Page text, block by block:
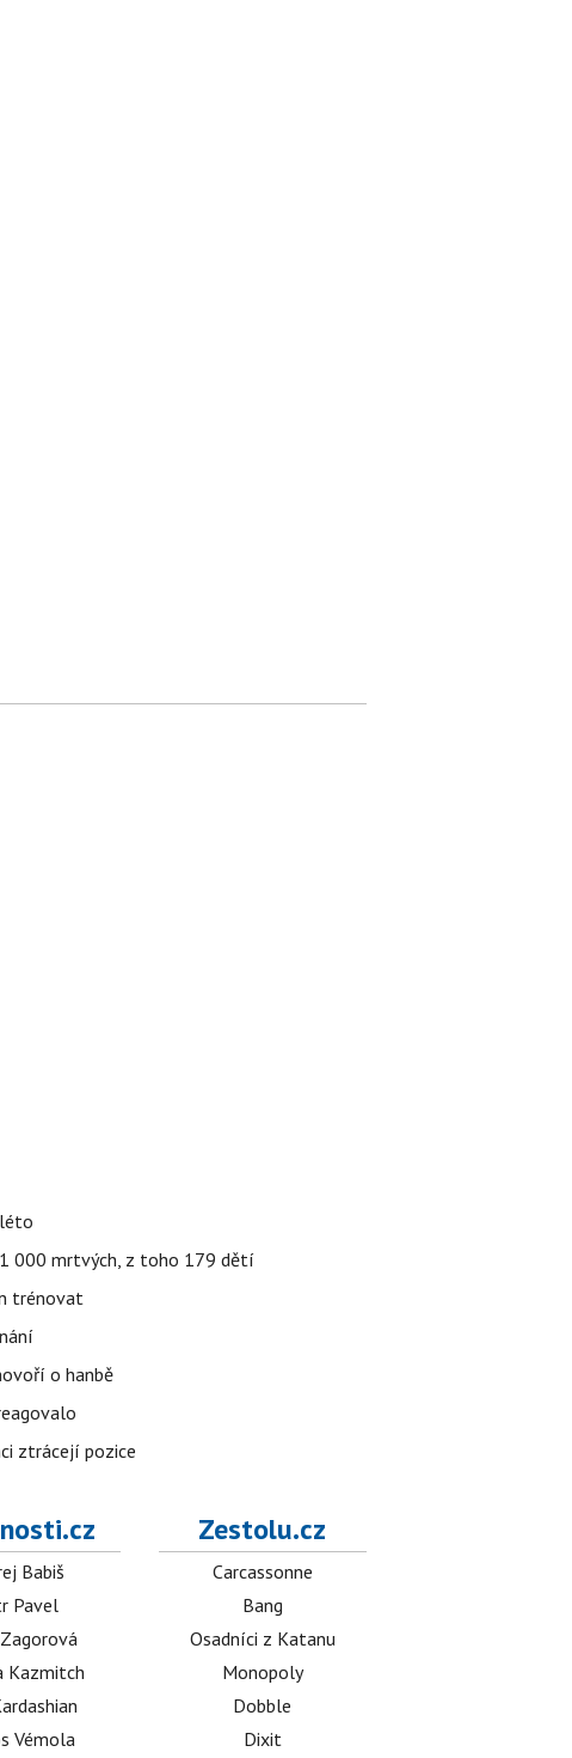
000 mrtvých, z toho 179 dětí
trénovat
o hanbě
ztrácejí pozice
Babiš
Pavel
Kazmitch
Vémola
Zestolu.cz
Carcassonne
Bang
Osadníci z Katanu
Monopoly
Dobble
Dixit